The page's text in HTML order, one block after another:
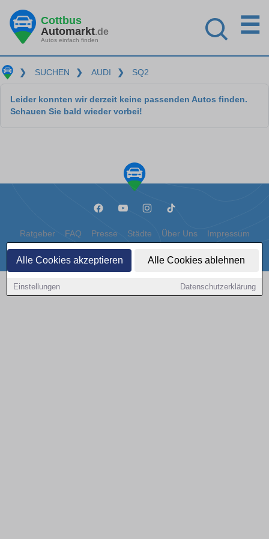
Alle Cookies akzeptieren Alle Cookies ablehnen
Einstellungen Datenschutzerklärung
Cottbus
Automarkt.de
Autos einfach finden
☰
❯ SUCHEN ❯ AUDI ❯ SQ2
Leider konnten wir derzeit keine passenden Autos finden.
Schauen Sie bald wieder vorbei!
Ratgeber FAQ Presse Städte Über Uns Impressum
Datenschutz Cookies
Copyright © 2000 - 2026 | 1A Infosysteme GmbH | Content by: 1a-sites-autos